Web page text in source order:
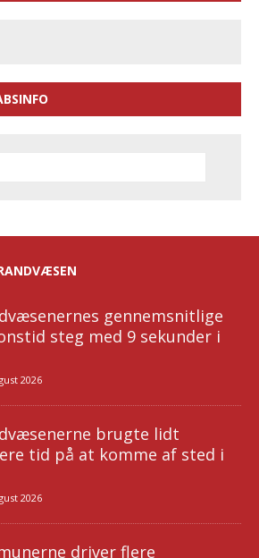
gennemsnitlige
steg med 9 sekunder i
2026
brugte lidt
tid på at komme af sted i
2026
driver flere